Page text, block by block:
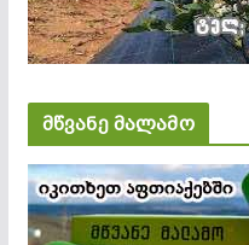
მწვანე მალამო